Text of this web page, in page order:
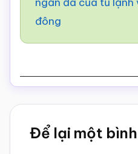
đông
Reader
Interactions
Để lại một